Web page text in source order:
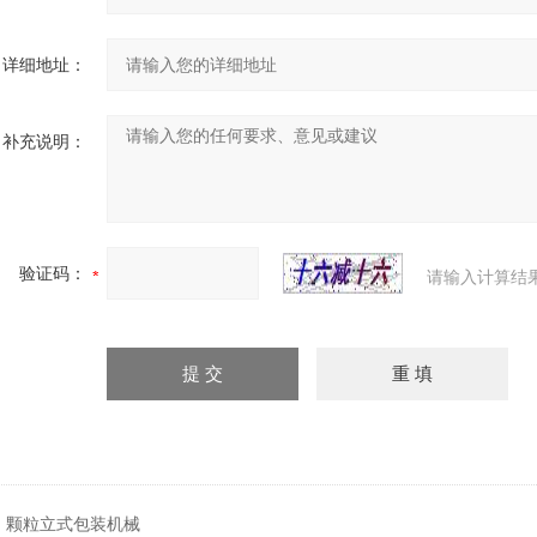
详细地址：
补充说明：
验证码： 请输入计算结
颗粒立式包装机械